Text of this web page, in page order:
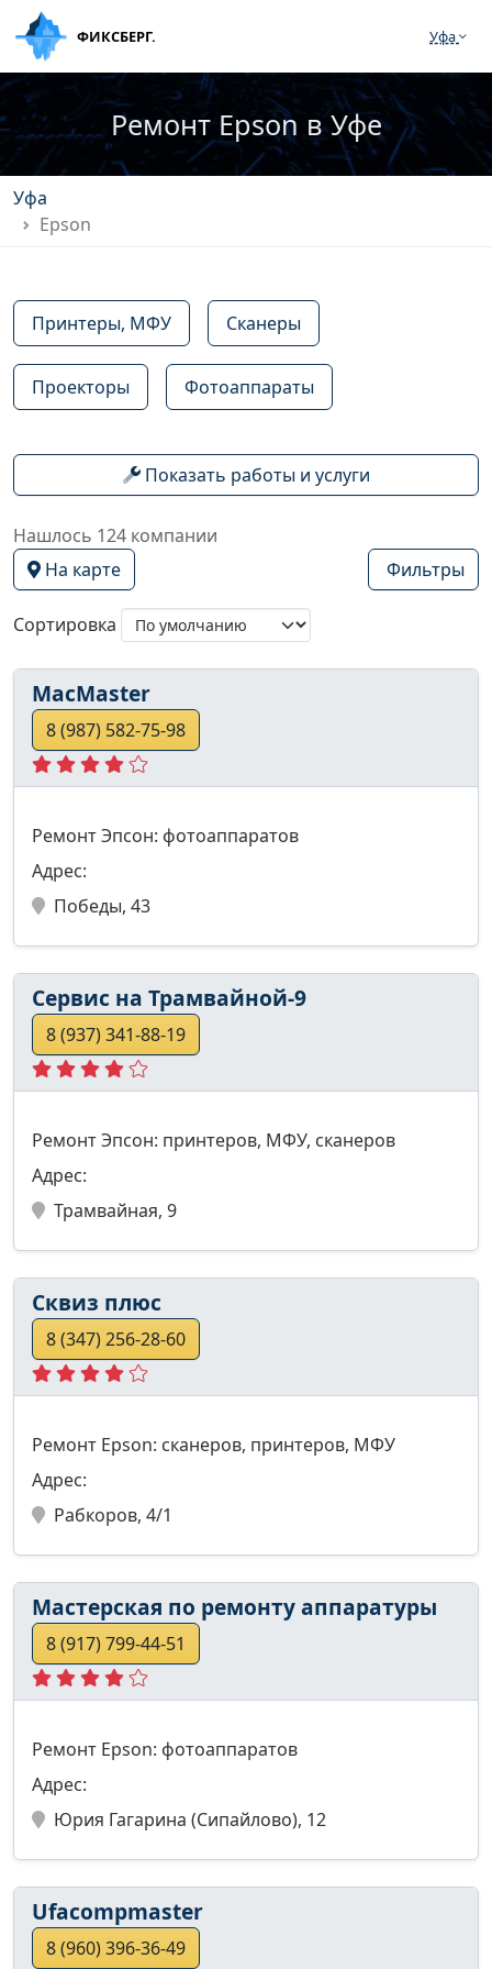
ФИКСБЕРГ. Уфа
Ремонт Epson в Уфе
Уфа
Epson
Принтеры, МФУ Сканеры
Проекторы Фотоаппараты
Показать работы и услуги
Нашлось 124 компании
На карте
Фильтры
Сортировка
MacMaster
8 (987) 582-75-98
Ремонт Эпсон: фотоаппаратов
Адрес:
Победы, 43
Сервис на Трамвайной-9
8 (937) 341-88-19
Ремонт Эпсон: принтеров, МФУ, сканеров
Адрес:
Трамвайная, 9
Сквиз плюс
8 (347) 256-28-60
Ремонт Epson: сканеров, принтеров, МФУ
Адрес:
Рабкоров, 4/1
Мастерская по ремонту аппаратуры
8 (917) 799-44-51
Ремонт Epson: фотоаппаратов
Адрес:
Юрия Гагарина (Сипайлово), 12
Ufacompmaster
8 (960) 396-36-49